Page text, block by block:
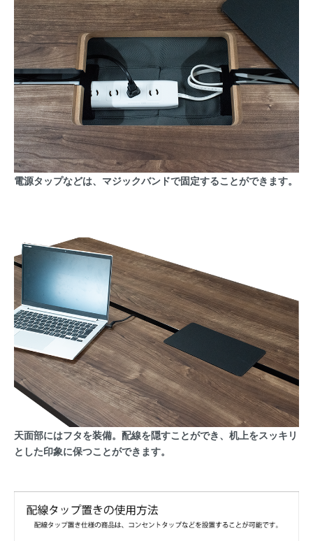
電源タップなどは、マジックバンドで固定することができます。
天面部にはフタを装備。配線を隠すことができ、机上をスッキリ
とした印象に保つことができます。